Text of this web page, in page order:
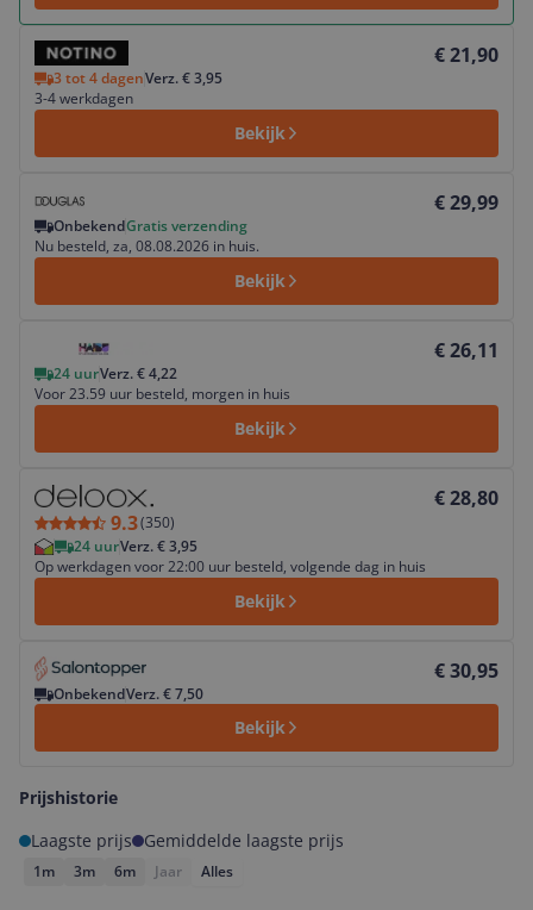
€ 21,90
3 tot 4 dagenVerz. € 3,95
3-4 werkdagen
Bekijk
Bekijk product
€ 29,99
OnbekendGratis verzending
Nu besteld, za, 08.08.2026 in huis.
Bekijk
€ 26,11
24 uurVerz. € 4,22
Voor 23.59 uur besteld, morgen in huis
Bekijk
9.3(350)
€ 28,80
24 uurVerz. € 3,95
Op werkdagen voor 22:00 uur besteld, volgende dag in huis
Bekijk
Bekijk product
€ 30,95
OnbekendVerz. € 7,50
Bekijk
Bekijk product
Prijshistorie
Laagste prijs
Gemiddelde laagste prijs
1m 3m 6m Jaar Alles